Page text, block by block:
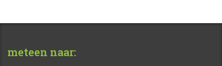
meteen naar: